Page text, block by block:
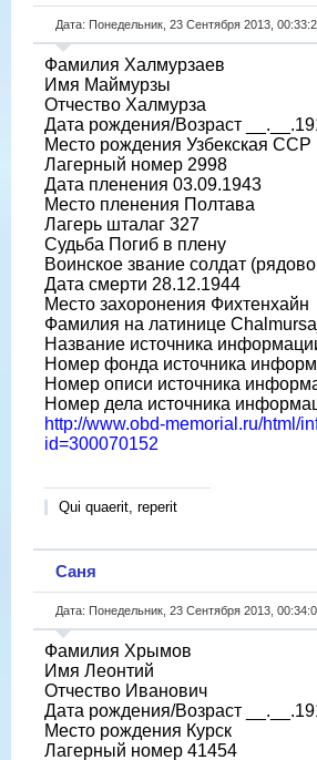
Дата: Понедельник, 23 Сентября 2013,
Фамилия Халмурзаев
Имя Маймурзы
Отчество Халмурза
Дата рождения/Возраст
Место рождения Узбекская ССР
Лагерный номер 2998
Дата пленения 03.09.1943
Место пленения Полтава
Лагерь шталаг 327
Судьба Погиб в плену
Воинское звание солдат
Дата смерти 28.12.1944
Место захоронения Фихтенхайн
Фамилия на латинице
Название источника
Номер фонда источника
Номер описи источника
Номер дела источника
http://www.obd-memorial.ru/html/
id=300070152
Qui quaerit, reperit
Саня
Дата: Понедельник, 23 Сентября 2013,
Фамилия Хрымов
Имя Леонтий
Отчество Иванович
Дата рождения/Возраст
Место рождения Курск
Лагерный номер 41454